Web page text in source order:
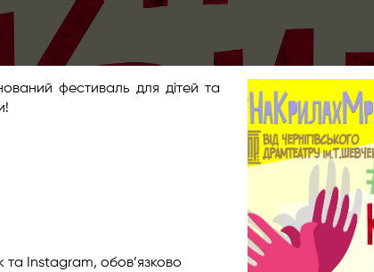
фестиваль для дітей та
та Instagram, обов’язково